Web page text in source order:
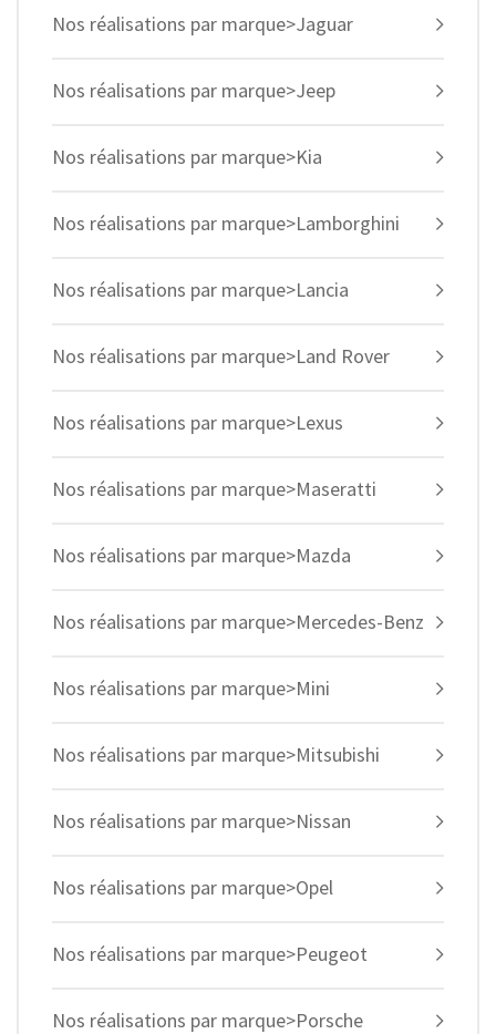
Nos réalisations par marque>Jaguar
Nos réalisations par marque>Jeep
Nos réalisations par marque>Kia
Nos réalisations par marque>Lamborghini
Nos réalisations par marque>Lancia
Nos réalisations par marque>Land Rover
Nos réalisations par marque>Lexus
Nos réalisations par marque>Maseratti
Nos réalisations par marque>Mazda
Nos réalisations par marque>Mercedes-Benz
Nos réalisations par marque>Mini
Nos réalisations par marque>Mitsubishi
Nos réalisations par marque>Nissan
Nos réalisations par marque>Opel
Nos réalisations par marque>Peugeot
Nos réalisations par marque>Porsche